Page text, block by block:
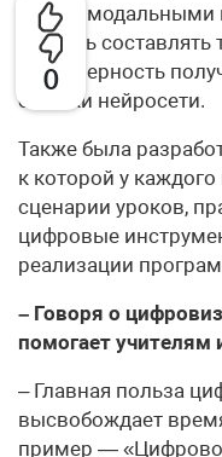
0
учились
достоверность
ошибки нейросети.
Также была
к которой у каждого
сценарии уроков,
цифровые
реализации
– Говоря о
помогает учителям
– Главная польза
высвобождает
пример —